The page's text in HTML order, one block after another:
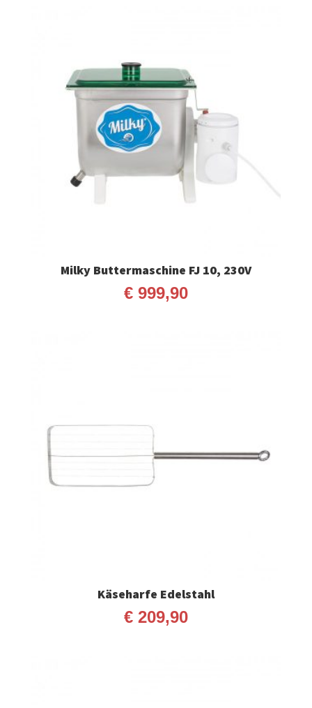
Milky Buttermaschine FJ 10, 230V
€999,90
Käseharfe Edelstahl
€209,90